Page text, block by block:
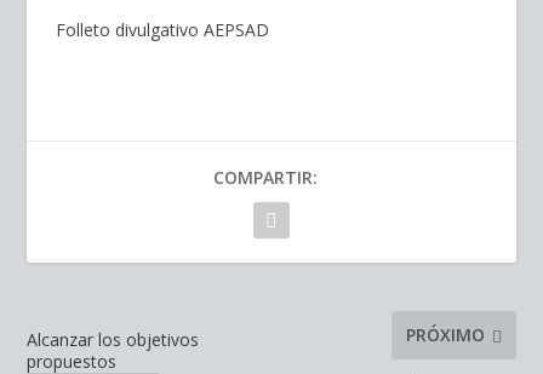
Folleto divulgativo AEPSAD
COMPARTIR:
Alcanzar los objetivos
propuestos
PRÓXIMO